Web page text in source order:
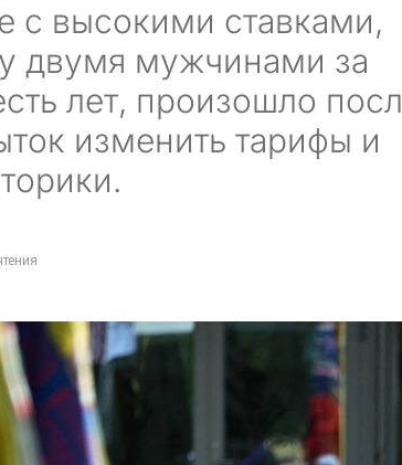
с высокими ставками,
двумя мужчинами за
лет, произошло
изменить тарифы и